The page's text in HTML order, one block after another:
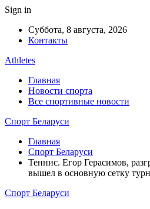
Sign in
Суббота, 8 августа, 2026
Контакты
Athletes
Главная
Новости спорта
Все спортивные новости
Спорт Беларуси
Главная
Спорт Беларуси
Теннис. Егор Герасимов,
вышел в основную сетку
Спорт Беларуси